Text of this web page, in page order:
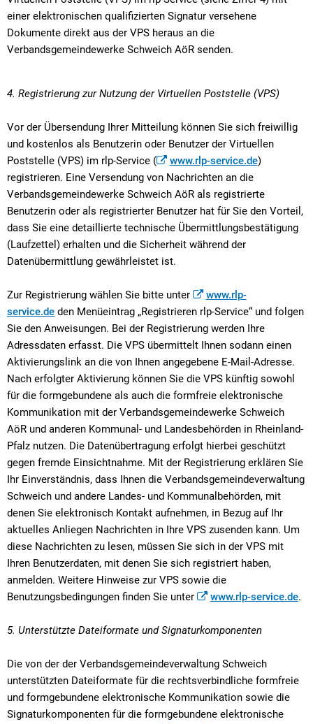
einer elektronischen qualifizierten Signatur versehene
Dokumente direkt aus der VPS heraus an die
Verbandsgemeindewerke Schweich AöR senden.
4. Registrierung zur Nutzung der Virtuellen Poststelle (VPS)
Vor der Übersendung Ihrer Mitteilung können Sie sich freiwillig
und kostenlos als Benutzerin oder Benutzer der Virtuellen
Poststelle (VPS) im rlp-Service (
www.rlp-service.de)
registrieren. Eine Versendung von Nachrichten an die
Verbandsgemeindewerke Schweich AöR als registrierte
Benutzerin oder als registrierter Benutzer hat für Sie den Vorteil,
dass Sie eine detaillierte technische Übermittlungsbestätigung
(Laufzettel) erhalten und die Sicherheit während der
Datenübermittlung gewährleistet ist.
Zur Registrierung wählen Sie bitte unter
www.rlp-
service.de den Menüeintrag „Registrieren rlp-Service“ und folgen
Sie den Anweisungen. Bei der Registrierung werden Ihre
Adressdaten erfasst. Die VPS übermittelt Ihnen sodann einen
Aktivierungslink an die von Ihnen angegebene E-Mail-Adresse.
Nach erfolgter Aktivierung können Sie die VPS künftig sowohl
für die formgebundene als auch die formfreie elektronische
Kommunikation mit der Verbandsgemeindewerke Schweich
AöR und anderen Kommunal- und Landesbehörden in Rheinland-
Pfalz nutzen. Die Datenübertragung erfolgt hierbei geschützt
gegen fremde Einsichtnahme. Mit der Registrierung erklären Sie
Ihr Einverständnis, dass Ihnen die Verbandsgemeindeverwaltung
Schweich und andere Landes- und Kommunalbehörden, mit
denen Sie elektronisch Kontakt aufnehmen, in Bezug auf Ihr
aktuelles Anliegen Nachrichten in Ihre VPS zusenden kann. Um
diese Nachrichten zu lesen, müssen Sie sich in der VPS mit
Ihren Benutzerdaten, mit denen Sie sich registriert haben,
anmelden. Weitere Hinweise zur VPS sowie die
Benutzungsbedingungen finden Sie unter
www.rlp-service.de.
5. Unterstützte Dateiformate und Signaturkomponenten
Die von der der Verbandsgemeindeverwaltung Schweich
unterstützten Dateiformate für die rechtsverbindliche formfreie
und formgebundene elektronische Kommunikation sowie die
Signaturkomponenten für die formgebundene elektronische